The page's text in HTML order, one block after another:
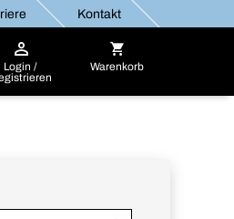
Kontakt
Login /
Warenkorb